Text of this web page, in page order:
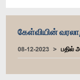
கேள்வியின்
08-12-2023